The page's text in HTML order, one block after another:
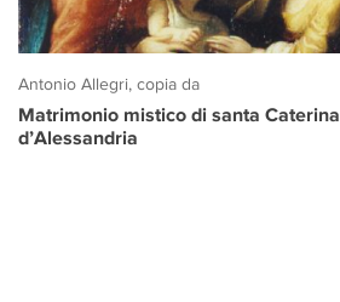
Antonio Allegri, copia da
Matrimonio mistico di santa Caterina
d’Alessandria